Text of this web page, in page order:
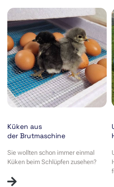
Küken aus
der Brutmaschine
Sie wollten schon immer einmal
Küken beim Schlüpfen zusehen?